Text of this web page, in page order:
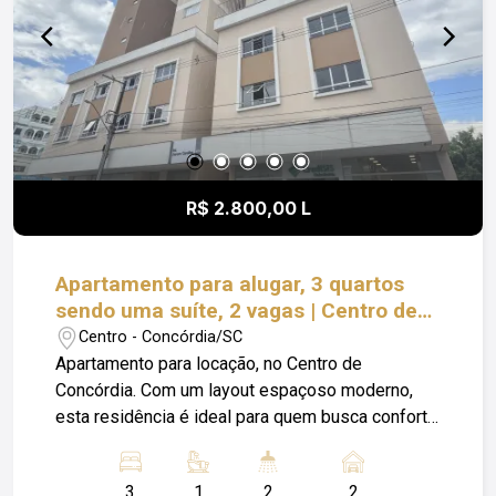
locatário fica responsável pelo pagamento de
Condomínio; IPTU; Luz; e Seguro Incêndio.
R$ 2.800,00 L
Apartamento para alugar, 3 quartos
sendo uma suíte, 2 vagas | Centro de
Concórdia
Centro - Concórdia/SC
Apartamento para locação, no Centro de
Concórdia. Com um layout espaçoso moderno,
esta residência é ideal para quem busca conforto
suíte bem dimensionados e com mobília,